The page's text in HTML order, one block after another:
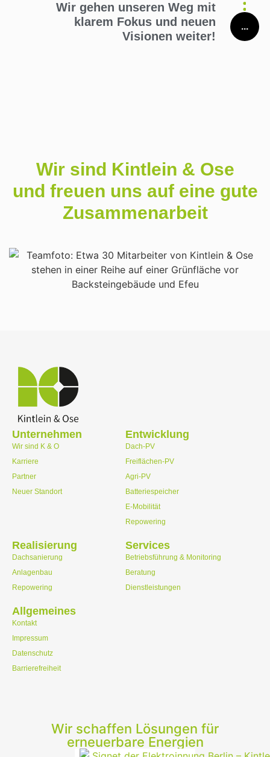
...
Wir gehen unseren Weg mit
klarem Fokus und neuen
Visionen weiter!
Wir sind Kintlein & Ose
und freuen uns auf eine gute
Zusammenarbeit
Unternehmen
Wir sind K & O
Karriere
Partner
Neuer Standort
Entwicklung
Dach-PV
Freiflächen-PV
Agri-PV
Batteriespeicher
E-Mobilität
Repowering
Realisierung
Dachsanierung
Anlagenbau
Repowering
Services
Betriebsführung & Monitoring
Beratung
Dienstleistungen
Allgemeines
Kontakt
Impressum
Datenschutz
Barrierefreiheit
Wir schaffen Lösungen für
erneuerbare Energien